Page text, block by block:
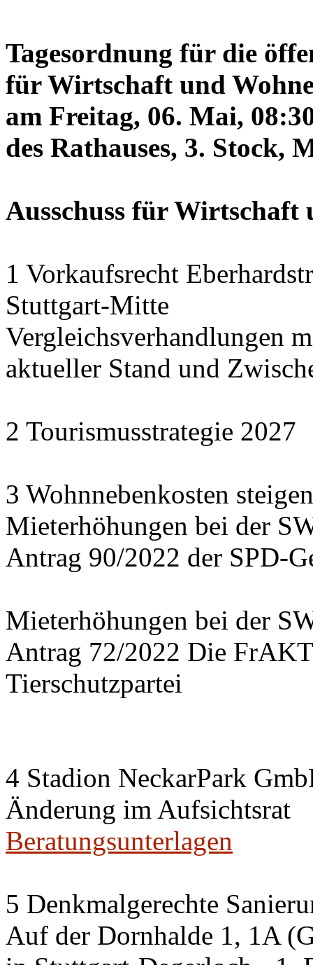
Tagesordnung für die
für Wirtschaft und
am Freitag, 06. Mai,
des Rathauses, 3. Stock,
Ausschuss für Wirtschaft
1 Vorkaufsrecht
Stuttgart-Mitte
Vergleichsverhandlungen
aktueller Stand und
2 Tourismusstrategie 2027
3 Wohnnebenkosten
Mieterhöhungen bei der
Antrag 90/2022 der SPD-
Mieterhöhungen bei der
Antrag 72/2022 Die
Tierschutzpartei
4 Stadion NeckarPark
Änderung im Aufsichtsrat
Beratungsunterlagen
5 Denkmalgerechte
Auf der Dornhalde 1, 1A